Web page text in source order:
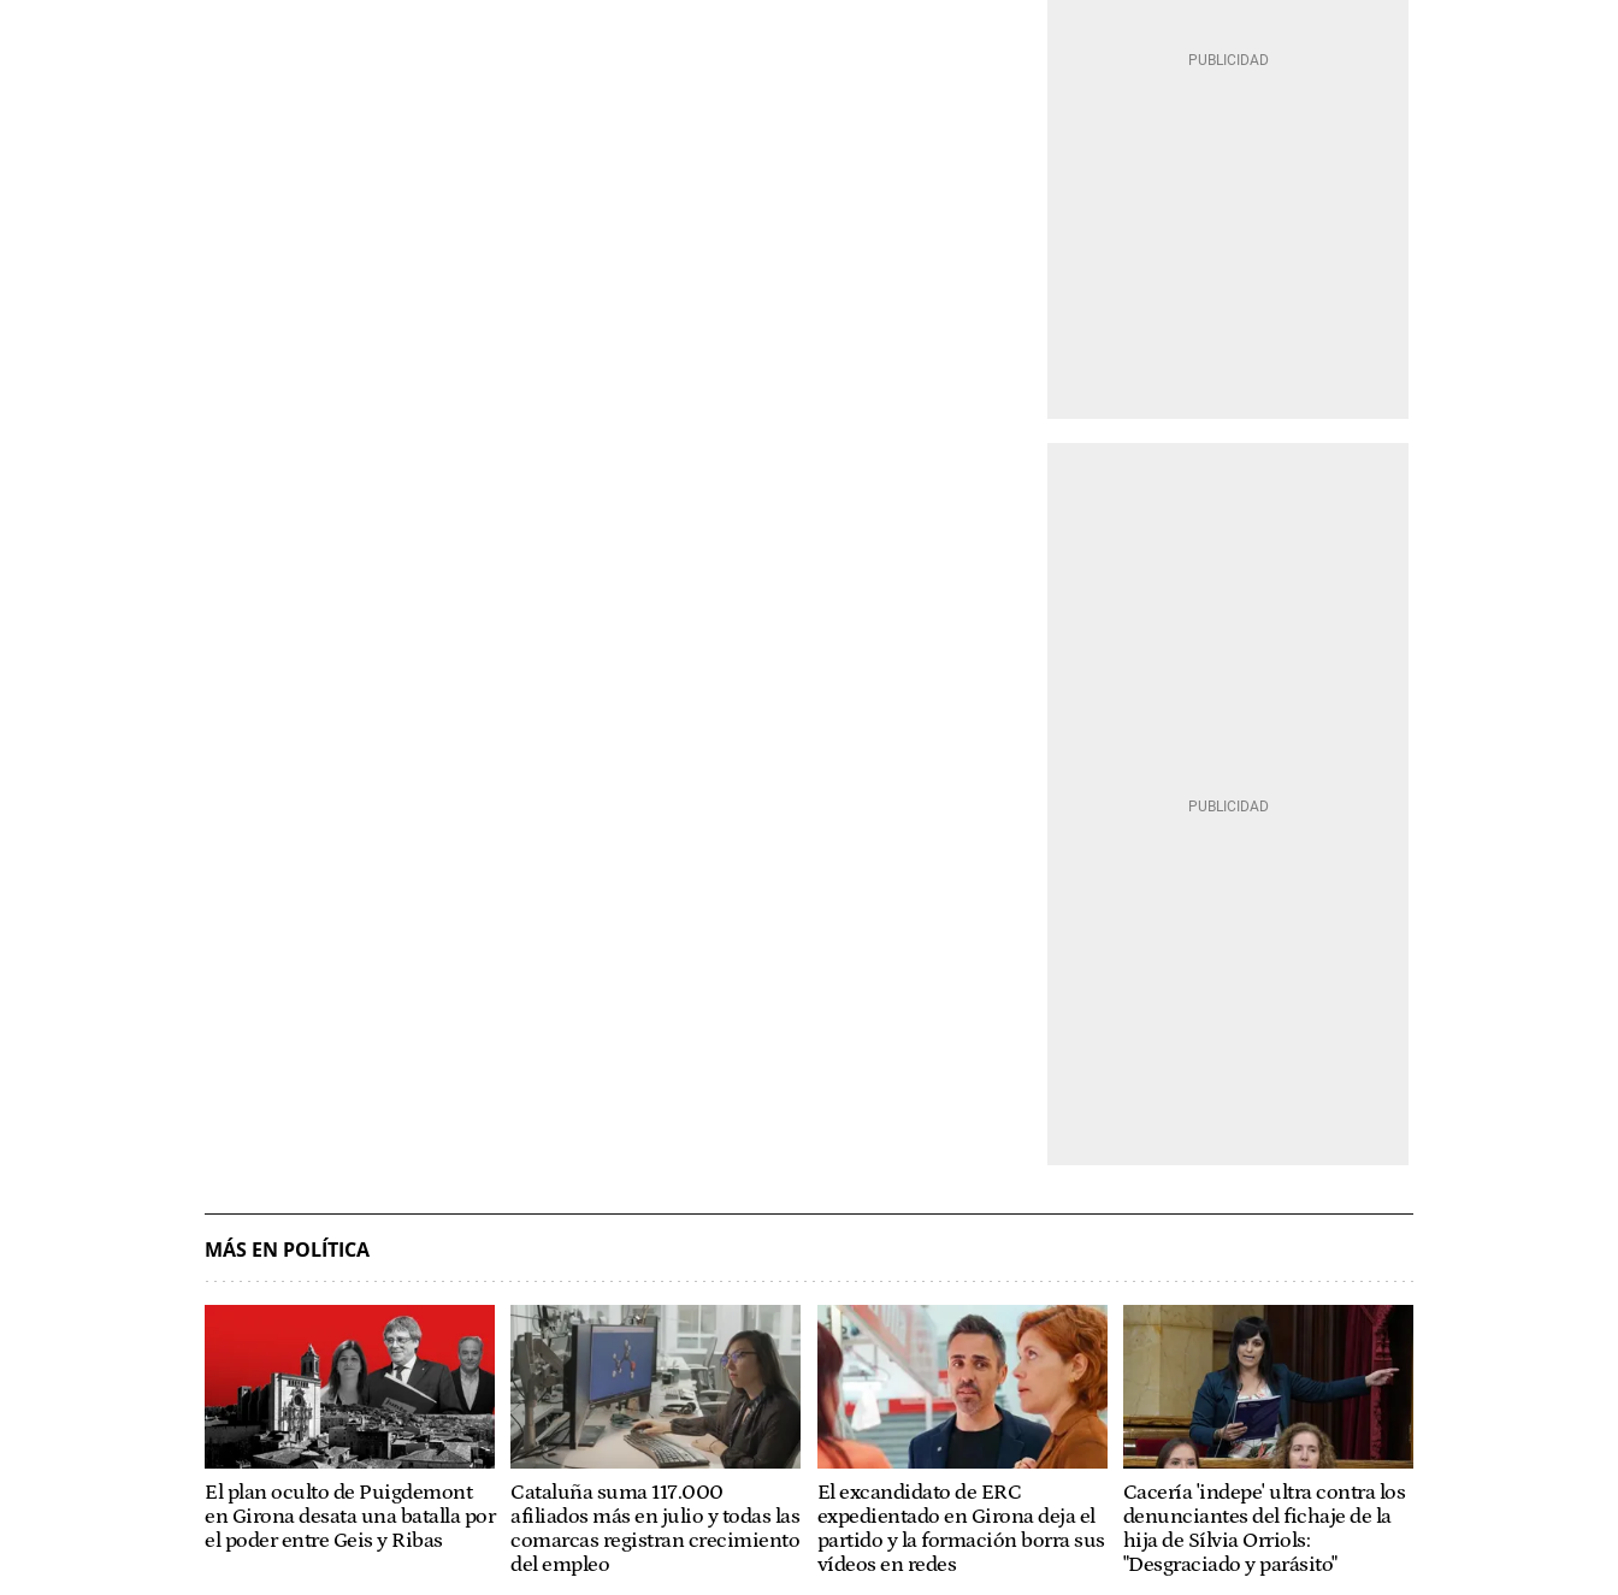
MÁS EN POLÍTICA
El plan oculto de Puigdemont
en Girona desata una batalla por
el poder entre Geis y Ribas
Cataluña suma 117.000
afiliados más en julio y todas las
comarcas registran crecimiento
del empleo
El excandidato de ERC
expedientado en Girona deja el
partido y la formación borra sus
vídeos en redes
Cacería 'indepe' ultra contra los
denunciantes del fichaje de la
hija de Sílvia Orriols:
"Desgraciado y parásito"